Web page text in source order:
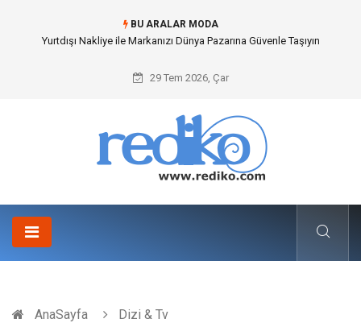
BU ARALAR MODA
Yurtdışı Nakliye ile Markanızı Dünya Pazarına Güvenle Taşıyın
29 Tem 2026, Çar
AnaSayfa
Dizi & Tv